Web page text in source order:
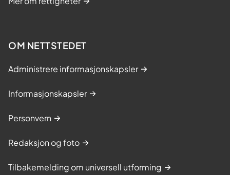
OM NETTSTEDET
Administrere informasjonskapsler
Informasjonskapsler
Personvern
Redaksjon og foto
Tilbakemelding om universell utforming